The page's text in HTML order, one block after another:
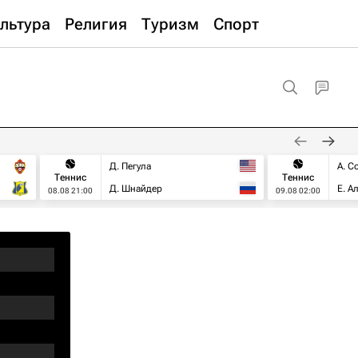
Религия Туризм Спорт
Теннис
08.08 21:00
Д. Пегула
Д. Шнайдер
Теннис
09.08 02:00
А.
Е.